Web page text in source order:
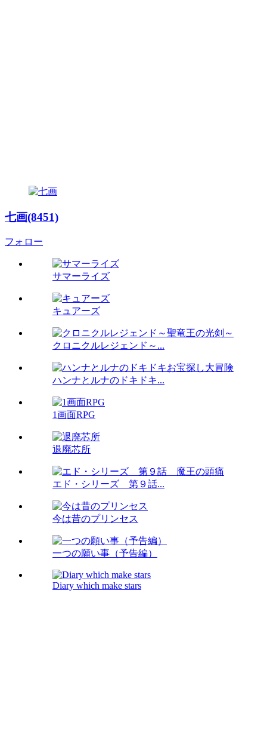
七画(8451)
フォロー
サマーライズ
キュアーズ
クロニクルレジェンド～...
ハンナとルナのドキドキ...
1画面RPG
退廃芯所
エド・シリーズ 第９話...
今は昔のプリンセス
一つの願い事（予告編）
Diary which make stars